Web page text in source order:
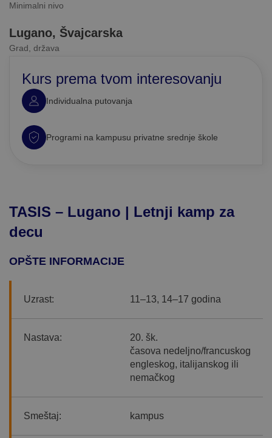
Minimalni nivo
Lugano, Švajcarska
Grad, država
Kurs prema tvom interesovanju
Individualna putovanja
Programi na kampusu privatne srednje škole
TASIS – Lugano | Letnji kamp za
decu
OPŠTE INFORMACIJE
Uzrast: 11–13, 14–17 godina
Nastava:
20. šk.
časova nedeljno/francuskog
engleskog, italijanskog ili
nemačkog
Smeštaj: kampus